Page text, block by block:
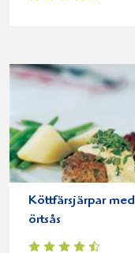
Köttfärsjärpar med
örtsås